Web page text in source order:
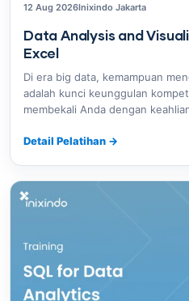
12 Aug 2026Inixindo Jakarta
Data Analysis and
Excel
Di era big data, kemampuan
adalah kunci keunggulan
membekali Anda dengan
Detail Pelatihan →